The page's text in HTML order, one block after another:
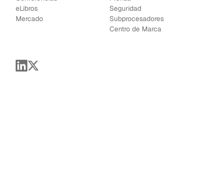
eLibros
Mercado
Seguridad
Subprocesadores
Centro de Marca